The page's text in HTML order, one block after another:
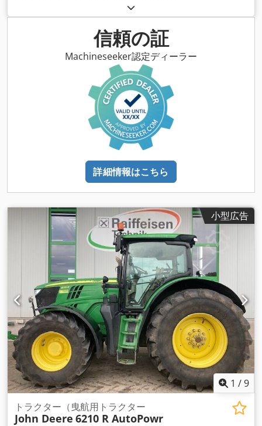
信頼の証
Machineseeker認定ディーラー
詳細情報はこちら
小型広告
1 /9
トラクター（曳航用トラクター
John Deere 6210 R AutoPowr